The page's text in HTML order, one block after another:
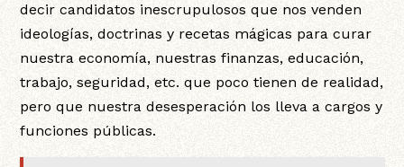
decir candidatos inescrupulosos que nos venden
ideologías, doctrinas y recetas mágicas para curar
nuestra economía, nuestras finanzas, educación,
trabajo, seguridad, etc. que poco tienen de realidad,
pero que nuestra desesperación los lleva a cargos y
funciones públicas.